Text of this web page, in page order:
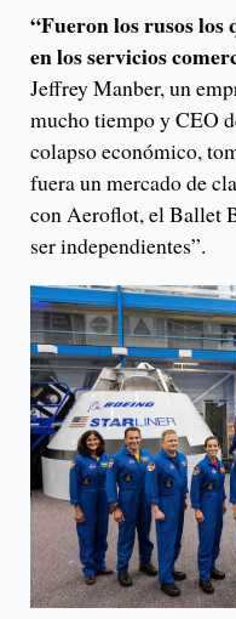
“Fueron los rusos los
en los servicios
Jeffrey Manber, un
mucho tiempo y CEO
colapso económico,
fuera un mercado de
con Aeroflot, el Ballet
ser independientes”.